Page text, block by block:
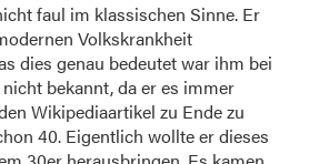
faul im klassischen Sinne. Er
Volkskrankheit
dies genau bedeutet war ihm bei
bekannt, da er es immer
Wikipediaartikel zu Ende zu
40. Eigentlich wollte er dieses